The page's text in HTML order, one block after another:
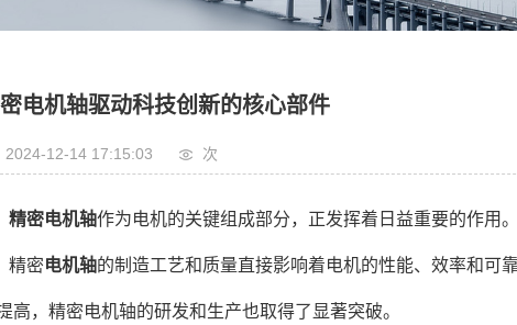
电机轴驱动科技创新的核心部件
2024-12-14 17:15:03 次
精密电机轴作为电机的关键组成部分，正发挥着日益重要的作用。
精密电机轴的制造工艺和质量直接影响着电机的性能、效率和可
高，精密电机轴的研发和生产也取得了显著突破。